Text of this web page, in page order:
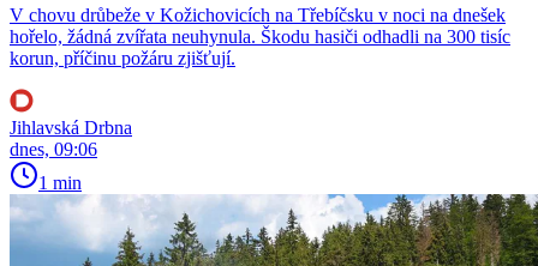
V chovu drůbeže v Kožichovicích na Třebíčsku v noci na dnešek
hořelo, žádná zvířata neuhynula. Škodu hasiči odhadli na 300 tisíc
korun, příčinu požáru zjišťují.
Jihlavská Drbna
dnes, 09:06
1 min